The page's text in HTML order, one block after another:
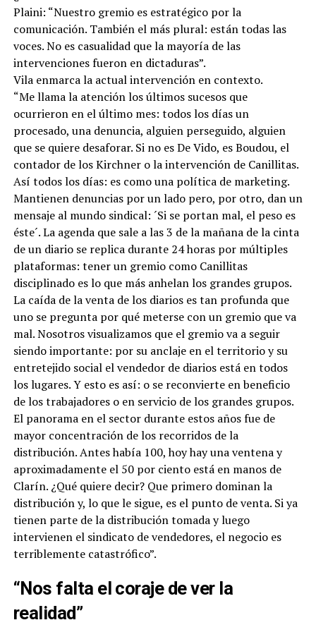
Plaini: “Nuestro gremio es estratégico por la
comunicación. También el más plural: están todas las
voces. No es casualidad que la mayoría de las
intervenciones fueron en dictaduras”.
Vila enmarca la actual intervención en contexto.
“Me llama la atención los últimos sucesos que
ocurrieron en el último mes: todos los días un
procesado, una denuncia, alguien perseguido, alguien
que se quiere desaforar. Si no es De Vido, es Boudou, el
contador de los Kirchner o la intervención de Canillitas.
Así todos los días: es como una política de marketing.
Mantienen denuncias por un lado pero, por otro, dan un
mensaje al mundo sindical: ´Si se portan mal, el peso es
éste´. La agenda que sale a las 3 de la mañana de la cinta
de un diario se replica durante 24 horas por múltiples
plataformas: tener un gremio como Canillitas
disciplinado es lo que más anhelan los grandes grupos.
La caída de la venta de los diarios es tan profunda que
uno se pregunta por qué meterse con un gremio que va
mal. Nosotros visualizamos que el gremio va a seguir
siendo importante: por su anclaje en el territorio y su
entretejido social el vendedor de diarios está en todos
los lugares. Y esto es así: o se reconvierte en beneficio
de los trabajadores o en servicio de los grandes grupos.
El panorama en el sector durante estos años fue de
mayor concentración de los recorridos de la
distribución. Antes había 100, hoy hay una ventena y
aproximadamente el 50 por ciento está en manos de
Clarín. ¿Qué quiere decir? Que primero dominan la
distribución y, lo que le sigue, es el punto de venta. Si ya
tienen parte de la distribución tomada y luego
intervienen el sindicato de vendedores, el negocio es
terriblemente catastrófico”.
“Nos falta el coraje de ver la
realidad”